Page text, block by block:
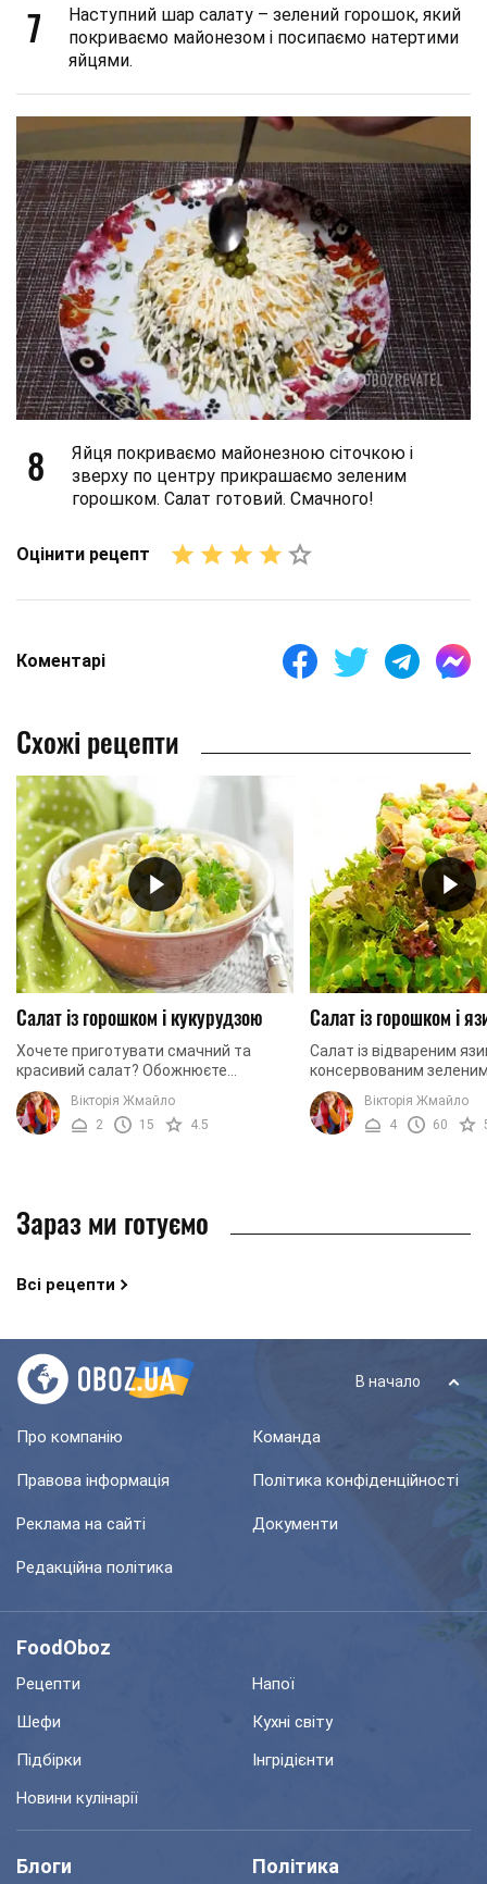
7
Наступний шар салату – зелений горошок, який
покриваємо майонезом і посипаємо натертими
яйцями.
8
Яйця покриваємо майонезною сіточкою і
зверху по центру прикрашаємо зеленим
горошком. Салат готовий. Смачного!
Оцінити рецепт
Коментарі
Схожі рецепти
Салат із горошком і кукурудзою
Хочете приготувати смачний та
красивий салат? Обожнюєте
консервовану кукурудзу і прагнете
приготувати з нею оригінальний
салат? Не знаєте, яка страва ...
Вікторія Жмайло
2
15 4.5
Салат із горошком і
Салат із відвареним
консервованим
це надзвичайно ситна,
фантастично красива
має настільки ...
Вікторія Жмайло
4
60
Зараз ми готуємо
Всі рецепти
В начало
Про компанію Команда
Правова інформація Політика конфіденційності
Реклама на сайті Документи
Редакційна політика
FoodOboz
Рецепти
Напої
Шефи
Кухні світу
Підбірки
Інгрідієнти
Новини кулінарії
Блоги Політика